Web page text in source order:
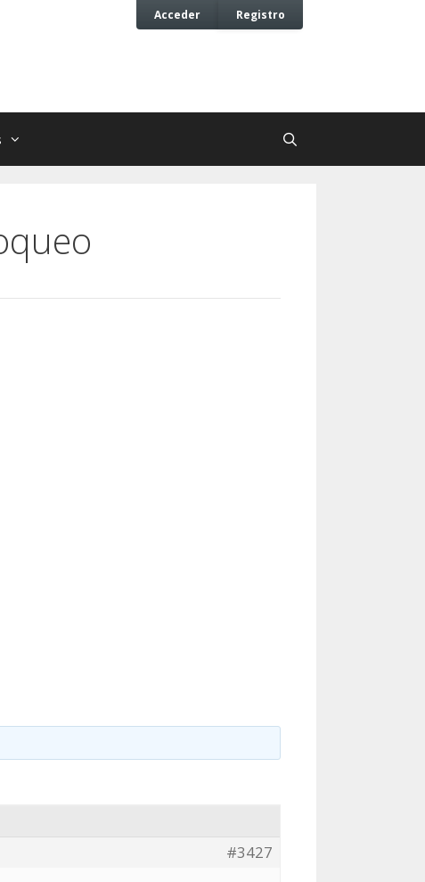
Acceder Registro
#3427